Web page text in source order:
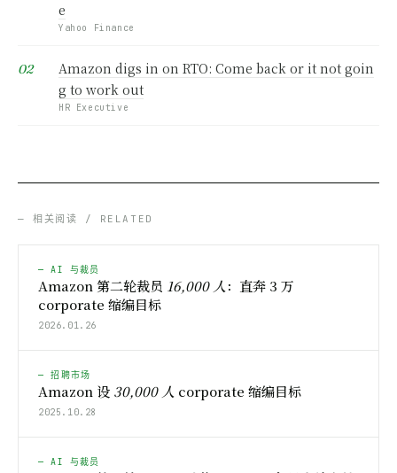
e
Yahoo Finance
Amazon digs in on RTO: Come back or it not goin
g to work out
HR Executive
— 相关阅读 / RELATED
— AI 与裁员
Amazon 第二轮裁员 16,000 人：直奔 3 万
corporate 缩编目标
2026.01.26
— 招聘市场
Amazon 设 30,000 人 corporate 缩编目标
2025.10.28
— AI 与裁员